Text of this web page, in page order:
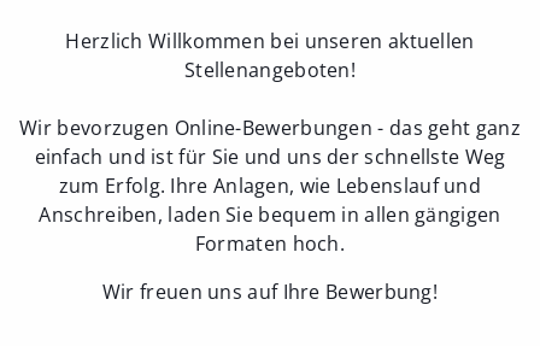
Herzlich Willkommen bei unseren aktuellen
Stellenangeboten!
Wir bevorzugen Online-Bewerbungen - das geht ganz
einfach und ist für Sie und uns der schnellste Weg
zum Erfolg. Ihre Anlagen, wie Lebenslauf und
Anschreiben, laden Sie bequem in allen gängigen
Formaten hoch.
Wir freuen uns auf Ihre Bewerbung!